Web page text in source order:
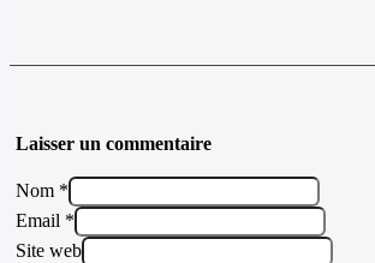
Laisser un commentaire
Nom *
Email *
Site web